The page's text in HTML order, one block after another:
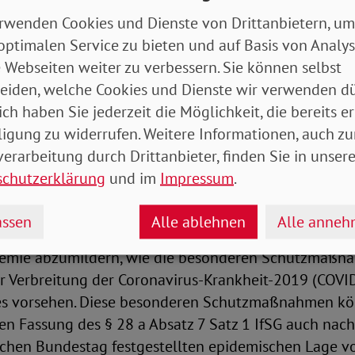
der aktuellen Lage erforderliche
was grundsätzlich begrüßenswert ist. Auch sind
und Unterstützungsleistungen sowie die
grundsätzlich wichtig und richtig. Angesichts der
kaum der rechte Zeitpunkt, um über
und tiefgreifendsten
epidemischen Lage an. Im Laufe der COVID-19-
Regelungen getroffen, um das Ergreifen von
zur Pandemiebekämpfung zu ermöglichen und
abzumildern, wie die besonderen
Verbreitung der Coronavirus-Krankheit-2019
vorsehen. Diese besonderen Schutzmaßnahmen
Fassung des § 28 a Absatz 7 Satz 1 IfSG auch
Bundestag festgestellten epidemischen Lage
Cookies und Dienste von Drittanbietern,
Service zu bieten und auf Basis von
Webseiten weiter zu verbessern. Sie können selbst
welche Cookies und Dienste wir verwenden
haben Sie jederzeit die Möglichkeit, die bereits
zu widerrufen. Weitere Informationen, auch
durch Drittanbieter, finden Sie in
und im Impressum.
Alle ablehnen Alle